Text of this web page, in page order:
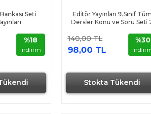
Seti
%18
indirim
Stokta Tükendi
Editör Yayınları 9.Sınıf Tüm
Dersler Konu ve Soru Seti
140,00 TL
98,00 TL
%30